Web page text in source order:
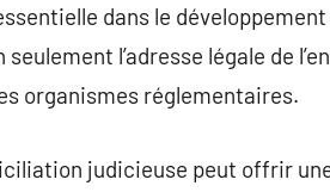
dans le
l’adresse légale de
organismes réglementaires.
judicieuse peut offrir